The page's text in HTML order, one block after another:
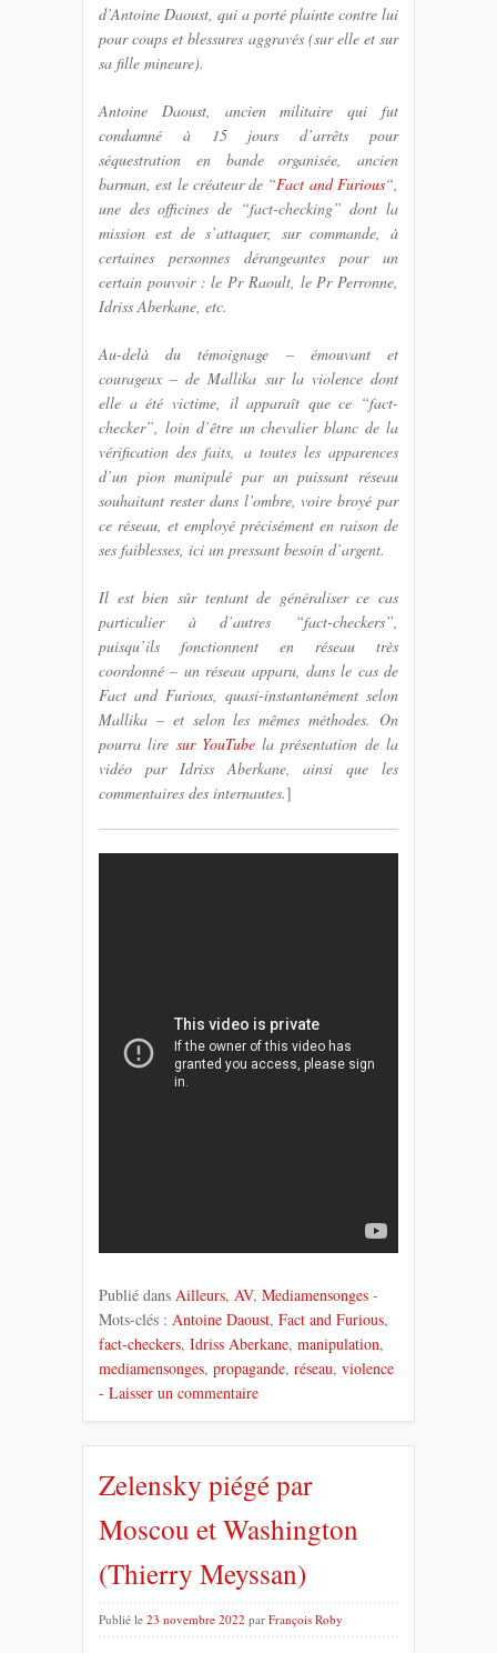
d’Antoine Daoust, qui a porté plainte contre lui
pour coups et blessures aggravés (sur elle et sur
sa fille mineure).
Antoine Daoust, ancien militaire qui fut
condamné à 15 jours d’arrêts pour
séquestration en bande organisée, ancien
barman, est le créateur de “Fact and Furious“,
une des officines de “fact-checking” dont la
mission est de s’attaquer, sur commande, à
certaines personnes dérangeantes pour un
certain pouvoir : le Pr Raoult, le Pr Perronne,
Idriss Aberkane, etc.
Au-delà du témoignage – émouvant et
courageux – de Mallika sur la violence dont
elle a été victime, il apparaît que ce “fact-
checker”, loin d’être un chevalier blanc de la
vérification des faits, a toutes les apparences
d’un pion manipulé par un puissant réseau
souhaitant rester dans l’ombre, voire broyé par
ce réseau, et employé précisément en raison de
ses faiblesses, ici un pressant besoin d’argent.
Il est bien sûr tentant de généraliser ce cas
particulier à d’autres “fact-checkers”,
puisqu’ils fonctionnent en réseau très
coordonné – un réseau apparu, dans le cas de
Fact and Furious, quasi-instantanément selon
Mallika – et selon les mêmes méthodes. On
pourra lire sur YouTubela présentation de la
vidéo par Idriss Aberkane, ainsi que les
commentaires des internautes.]
Publié dans Ailleurs, AV, Mediamensonges -
Mots-clés : Antoine Daoust, Fact and Furious,
fact-checkers, Idriss Aberkane, manipulation,
mediamensonges, propagande, réseau, violence
- Laisser un commentaire
Zelensky piégé par
Moscou et Washington
(Thierry Meyssan)
Publié le 23 novembre 2022 par François Roby